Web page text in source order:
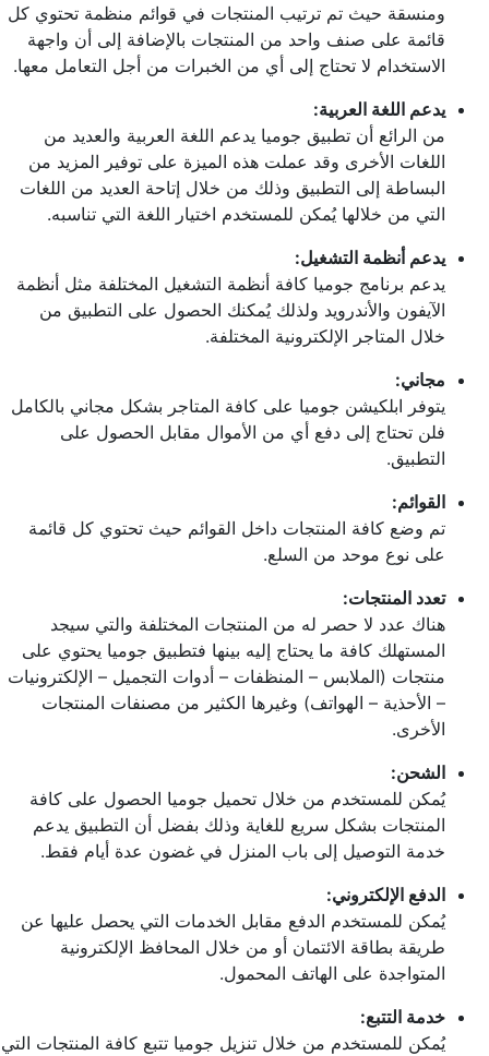
ومنسقة حيث تم ترتيب المنتجات في قوائم منظمة تحتوي كل
قائمة على صنف واحد من المنتجات بالإضافة إلى أن واجهة
الاستخدام لا تحتاج إلى أي من الخبرات من أجل التعامل معها.
يدعم اللغة العربية:
من الرائع أن تطبيق جوميا يدعم اللغة العربية والعديد من
اللغات الأخرى وقد عملت هذه الميزة على توفير المزيد من
البساطة إلى التطبيق وذلك من خلال إتاحة العديد من اللغات
التي من خلالها يُمكن للمستخدم اختيار اللغة التي تناسبه.
يدعم أنظمة التشغيل:
يدعم برنامج جوميا كافة أنظمة التشغيل المختلفة مثل أنظمة
الآيفون والأندرويد ولذلك يُمكنك الحصول على التطبيق من
خلال المتاجر الإلكترونية المختلفة.
مجاني:
يتوفر ابلكيشن جوميا على كافة المتاجر بشكل مجاني بالكامل
فلن تحتاج إلى دفع أي من الأموال مقابل الحصول على
التطبيق.
القوائم:
تم وضع كافة المنتجات داخل القوائم حيث تحتوي كل قائمة
على نوع موحد من السلع.
تعدد المنتجات:
هناك عدد لا حصر له من المنتجات المختلفة والتي سيجد
المستهلك كافة ما يحتاج إليه بينها فتطبيق جوميا يحتوي على
منتجات (الملابس – المنظفات – أدوات التجميل – الإلكترونيات
– الأحذية – الهواتف) وغيرها الكثير من مصنفات المنتجات
الأخرى.
الشحن:
يُمكن للمستخدم من خلال تحميل جوميا الحصول على كافة
المنتجات بشكل سريع للغاية وذلك بفضل أن التطبيق يدعم
خدمة التوصيل إلى باب المنزل في غضون عدة أيام فقط.
الدفع الإلكتروني:
يُمكن للمستخدم الدفع مقابل الخدمات التي يحصل عليها عن
طريقة بطاقة الائتمان أو من خلال المحافظ الإلكترونية
المتواجدة على الهاتف المحمول.
خدمة التتبع:
يُمكن للمستخدم من خلال تنزيل جوميا تتبع كافة المنتجات التي